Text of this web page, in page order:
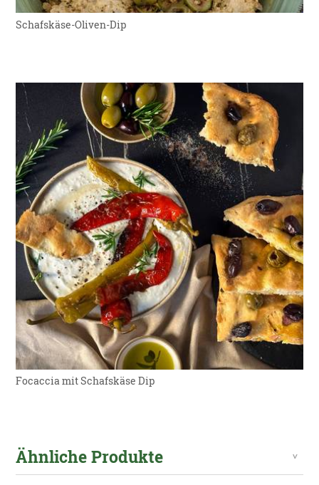
Schafskäse-Oliven-Dip
Focaccia mit Schafskäse Dip
Ähnliche Produkte